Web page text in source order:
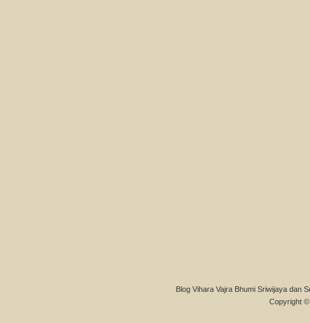
Blog Vihara Vajra Bhumi Sriwijaya dan
Copyright ©